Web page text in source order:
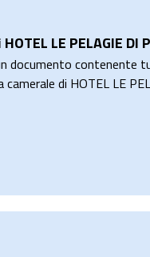
LE PELAGIE DI
documento contenente
di HOTEL LE